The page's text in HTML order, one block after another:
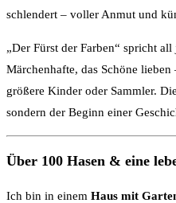
schlendert – voller Anmut und
„Der Fürst der Farben“ spricht
Märchenhafte, das Schöne
größere Kinder oder Sammler.
sondern der Beginn einer
Über 100 Hasen & eine
Ich bin in einem Haus mit